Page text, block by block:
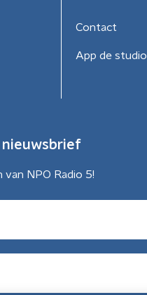
Contact
App de studio
nieuwsbrief
van NPO Radio 5!